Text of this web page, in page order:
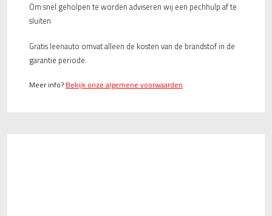
Om snel geholpen te worden adviseren wij een pechhulp af te
sluiten
Gratis leenauto omvat alleen de kosten van de brandstof in de
garantie periode.
Meer info? Bekijk onze algemene voorwaarden